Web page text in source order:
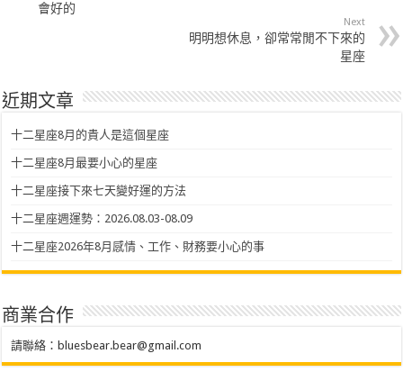
會好的
Next
明明想休息，卻常常閒不下來的
星座
近期文章
十二星座8月的貴人是這個星座
十二星座8月最要小心的星座
十二星座接下來七天變好運的方法
十二星座週運勢：2026.08.03-08.09
十二星座2026年8月感情、工作、財務要小心的事
商業合作
請聯絡： bluesbear.bear@gmail.com